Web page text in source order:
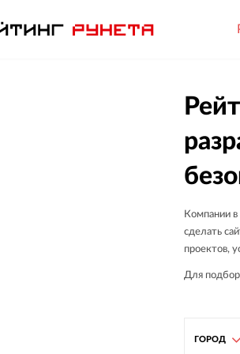
Компании в
сделать
проектов,
Для
ГОРОД